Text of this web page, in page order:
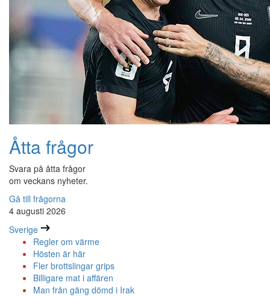
Åtta frågor
Svara på åtta frågor
om veckans nyheter.
Gå till frågorna
4 augusti 2026
Sverige
Regler om värme
Hösten är här
Fler brottslingar grips
Billigare mat i affären
Man från gäng dömd i Irak